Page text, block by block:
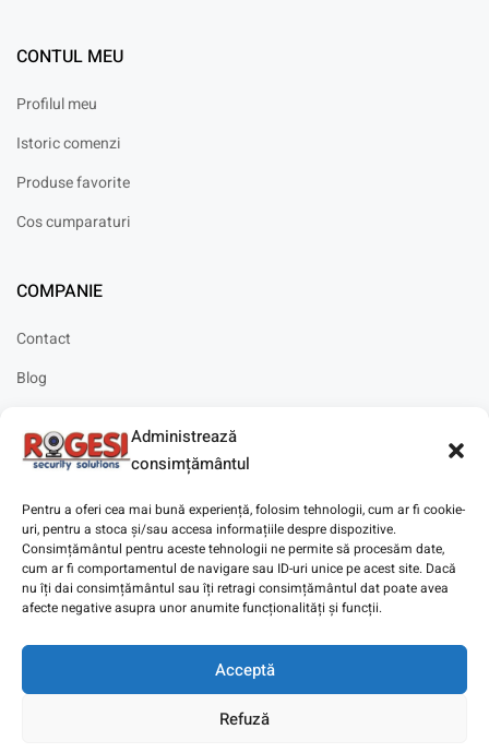
Administrează
consimțământul
Pentru a oferi cea mai bună experiență, folosim tehnologii, cum ar fi cookie-
uri, pentru a stoca și/sau accesa informațiile despre dispozitive.
Consimțământul pentru aceste tehnologii ne permite să procesăm date,
cum ar fi comportamentul de navigare sau ID-uri unice pe acest site. Dacă
nu îți dai consimțământul sau îți retragi consimțământul dat poate avea
afecte negative asupra unor anumite funcționalități și funcții.
Acceptă
Refuză
CONTUL MEU
Profilul meu
Istoric comenzi
Produse favorite
Cos cumparaturi
COMPANIE
Contact
Blog
Solicitare instalare
Copyright © 2025Digitaz.